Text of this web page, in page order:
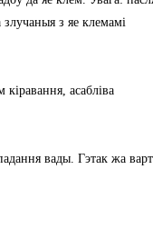
з яе клемамі
асабліва
вады. Гэтак жа